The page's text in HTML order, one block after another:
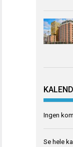
Ingen
Se hele